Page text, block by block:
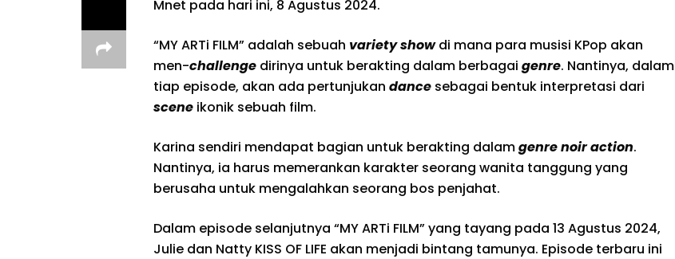
Mnet pada hari ini, 8 Agustus 2024.
“MY ARTi FILM” adalah sebuah variety showdi mana para musisi KPop akan
men-challenge dirinya untuk berakting dalam berbagai genre. Nantinya, dalam
tiap episode, akan ada pertunjukan dance sebagai bentuk interpretasi dari
scene ikonik sebuah film.
Karina sendiri mendapat bagian untuk berakting dalamgenre noir action.
Nantinya, ia harus memerankan karakter seorang wanita tanggung yang
berusaha untuk mengalahkan seorang bos penjahat.
Dalam episode selanjutnya “MY ARTi FILM” yang tayang pada 13 Agustus 2024,
Julie dan Natty KISS OF LIFE akan menjadi bintang tamunya. Episode terbaru ini